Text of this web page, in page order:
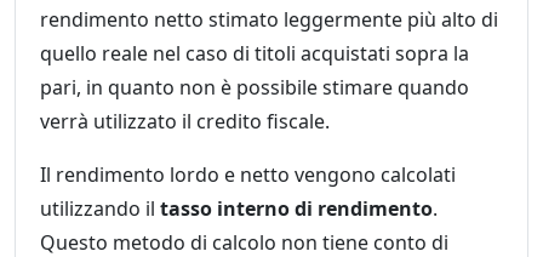
rendimento netto stimato leggermente più alto di
quello reale nel caso di titoli acquistati sopra la
pari, in quanto non è possibile stimare quando
verrà utilizzato il credito fiscale.
Il rendimento lordo e netto vengono calcolati
utilizzando il tasso interno di rendimento.
Questo metodo di calcolo non tiene conto di